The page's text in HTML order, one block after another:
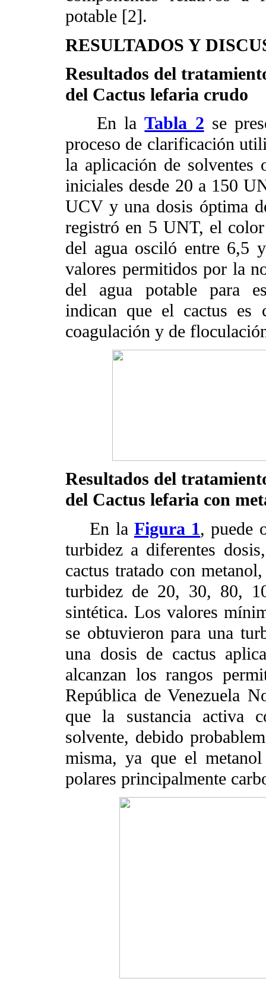
potable [2].
RESULTADOS Y
Resultados del
del Cactus lefaria crudo
En laTabla 2 se
proceso de clarificación
la aplicación de solventes
iniciales desde 20 a 150
UCV y una dosis óptima
registró en 5 UNT, el
del agua osciló entre 6,5
valores permitidos por la
del agua potable para
indican que el cactus es
coagulación y de
Resultados del
del Cactus lefaria con
En la Figura 1, puede
turbidez a diferentes
cactus tratado con
turbidez de 20, 30, 80,
sintética. Los valores
se obtuvieron para una
una dosis de cactus
alcanzan los rangos
República de Venezuela
que la sustancia activa
solvente, debido
misma, ya que el
polares principalmente